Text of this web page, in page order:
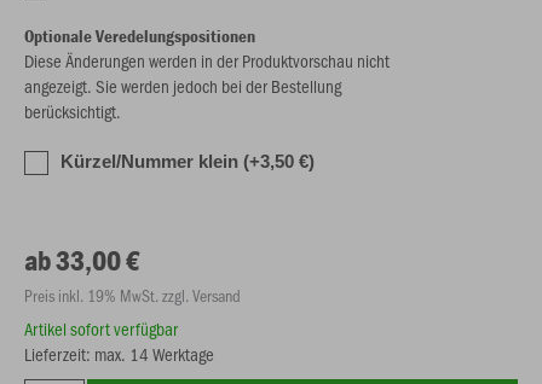
Optionale Veredelungspositionen
Diese Änderungen werden in der Produktvorschau nicht
angezeigt. Sie werden jedoch bei der Bestellung
berücksichtigt.
Kürzel/Nummer klein (+3,50 €)
ab 33,00 €
Preis inkl. 19% MwSt. zzgl. Versand
Artikel sofort verfügbar
Lieferzeit: max. 14 Werktage